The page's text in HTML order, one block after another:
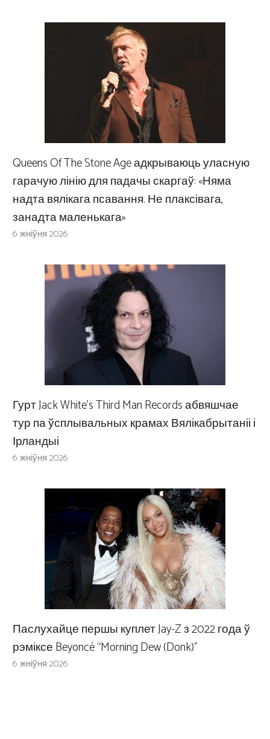
Queens Of The Stone Age адкрываюць уласную
гарачую лінію для падачы скаргаў: «Няма
надта вялікага псавання. Не плаксівага,
занадта маленькага»
6 жніўня 2026
Гурт Jack White’s Third Man Records абвяшчае
тур па ўсплывальных крамах Вялікабрытаніі і
Ірландыі
6 жніўня 2026
Паслухайце першы куплет Jay-Z з 2022 года ў
рэміксе Beyoncé “Morning Dew (Donk)”
6 жніўня 2026